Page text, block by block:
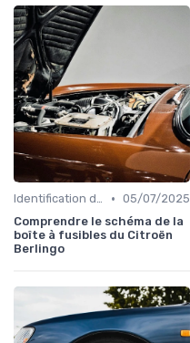
Identification de la Pièce Nécessaire • 05/07/2025
Comprendre le schéma de la
boîte à fusibles du Citroën
Berlingo